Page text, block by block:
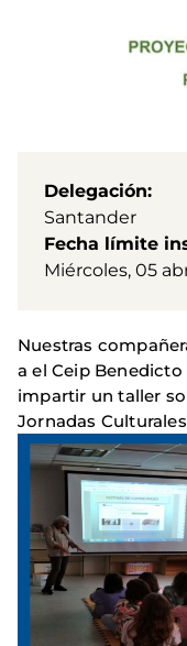
Delegación
Santander
Fecha límite
Miércoles, 05
Nuestras
a el Ceip Benedicto
impartir un taller
Jornadas